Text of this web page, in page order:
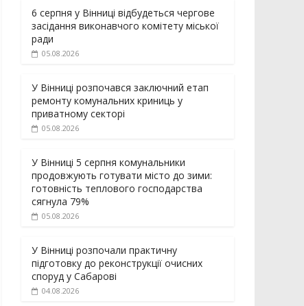
6 серпня у Вінниці відбудеться чергове
засідання виконавчого комітету міської
ради
05.08.2026
У Вінниці розпочався заключний етап
ремонту комунальних криниць у
приватному секторі
05.08.2026
У Вінниці 5 серпня комунальники
продовжують готувати місто до зими:
готовність теплового господарства
сягнула 79%
05.08.2026
У Вінниці розпочали практичну
підготовку до реконструкції очисних
споруд у Сабарові
04.08.2026